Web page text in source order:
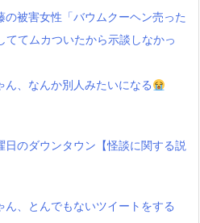
の被害女性「バウムクーヘン売った
ててムカついたから示談しなかっ
ん、なんか別人みたいになる
日のダウンタウン【怪談に関する説
ん、とんでもないツイートをする